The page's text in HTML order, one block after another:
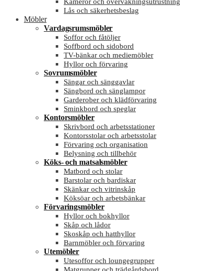
Lås och säkerhetsbeslag
Möbler
Vardagsrumsmöbler
Soffor och fåtöljer
Soffbord och sidobord
TV-bänkar och mediemöbler
Hyllor och förvaring
Sovrumsmöbler
Sängar och sänggavlar
Sängbord och sänglampor
Garderober och klädförvaring
Sminkbord och speglar
Kontorsmöbler
Skrivbord och arbetsstationer
Kontorsstolar och arbetsstolar
Förvaring och organisation
Belysning och tillbehör
Köks- och matsalsmöbler
Matbord och stolar
Barstolar och bardiskar
Skänkar och vitrinskåp
Köksöar och arbetsbänkar
Förvaringsmöbler
Hyllor och bokhyllor
Skåp och lådor
Skoskåp och hatthyllor
Barnmöbler och förvaring
Utemöbler
Utesoffor och loungegrupper
Matgrupper och trädgårdsbord